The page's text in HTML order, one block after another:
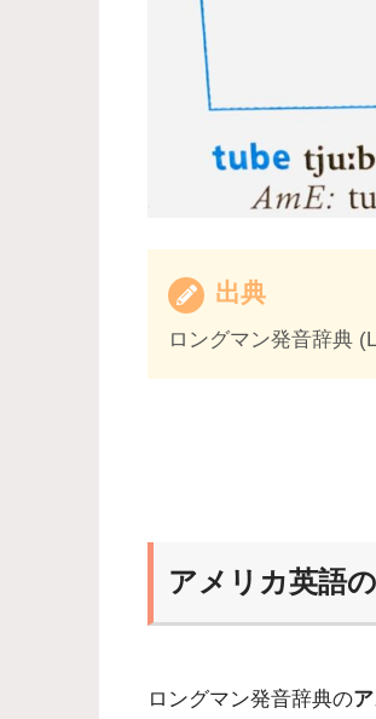
出典
ロングマン発音辞典
アメリカ英語
ロングマン発音辞典の